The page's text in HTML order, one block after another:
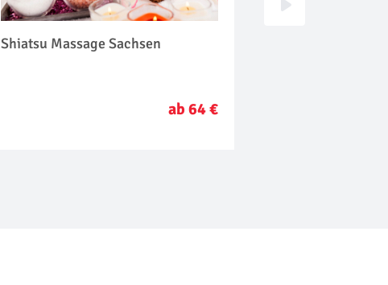
Shiatsu Massage Sachsen
ab 64 €